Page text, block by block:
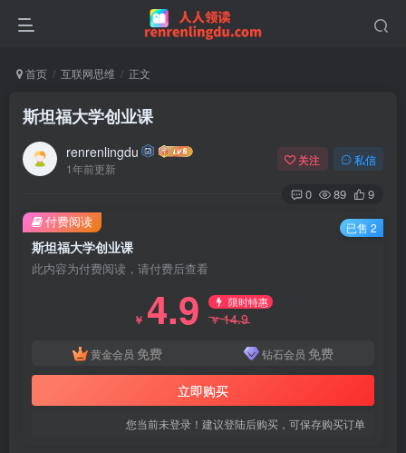
首页 互联网思维 正文
斯坦福大学创业课
renrenlingdu
1年前更新
关注 私信
0 89 9
斯坦福大学创业课
此内容为付费阅读，请付费后查看
￥ 4.9 限时特惠
￥14.9
黄金会员 免费 钻石会员 免费
立即购买
您当前未登录！建议登陆后购买，可保存购买订单
付费阅读 已售 2